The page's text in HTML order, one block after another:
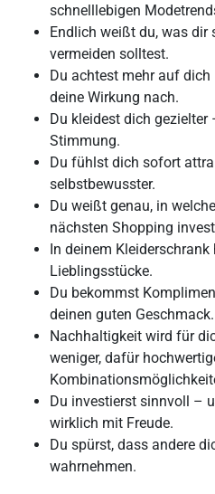
schnelllebigen
Endlich weißt du, was dir
vermeiden solltest.
Du achtest mehr auf
deine Wirkung nach.
Du kleidest dich
Stimmung.
Du fühlst dich sofort
selbstbewusster.
Du weißt genau, in
nächsten Shopping
In deinem
Lieblingsstücke.
Du bekommst
deinen guten Geschmack.
Nachhaltigkeit wird für
weniger, dafür
Du investierst sinnvoll –
wirklich mit Freude.
Du spürst, dass andere
wahrnehmen.